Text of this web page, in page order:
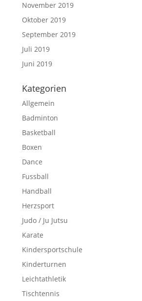
November 2019
Oktober 2019
September 2019
Juli 2019
Juni 2019
Kategorien
Allgemein
Badminton
Basketball
Boxen
Dance
Fussball
Handball
Herzsport
Judo / Ju Jutsu
Karate
Kindersportschule
Kinderturnen
Leichtathletik
Tischtennis